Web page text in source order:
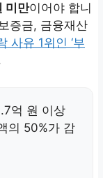
만
미만이어야 합니
증금, 금융재산
사유 1위인 ‘부
억 원 이상
의 50%가 감